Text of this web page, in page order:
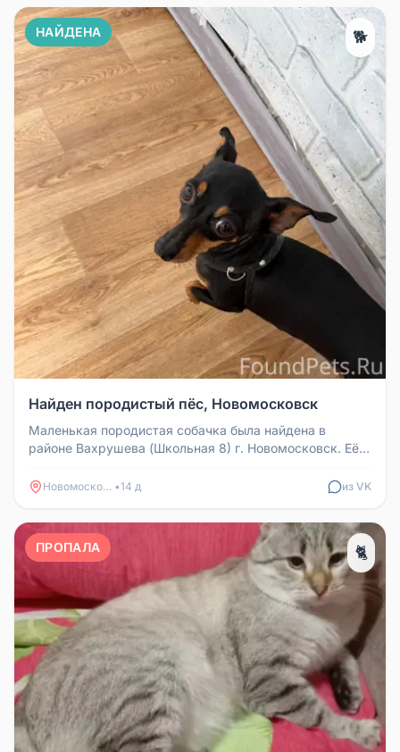
НАЙДЕНА 🐕
Найден породистый пёс, Новомосковск
Маленькая породистая собачка была найдена в
районе Вахрушева (Школьная 8) г. Новомосковск. Её
Новомосковск •14 д из VK
ПРОПАЛА 🐈